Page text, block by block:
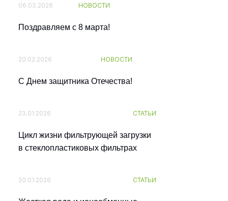
06.03.2026 НОВОСТИ
Поздравляем с 8 марта!
20.02.2026 НОВОСТИ
С Днем защитника Отечества!
23.01.2026 СТАТЬИ
Цикл жизни фильтрующей загрузки
в стеклопластиковых фильтрах
20.01.2026 СТАТЬИ
E-mail*